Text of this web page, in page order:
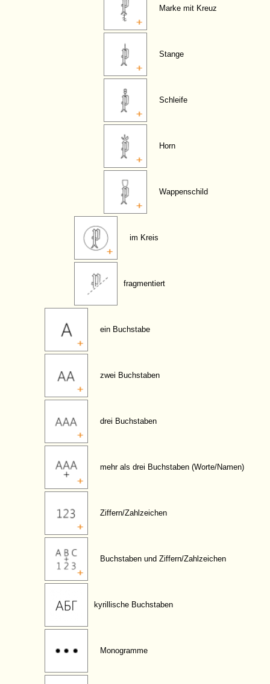
Marke mit Kreuz
Stange
Schleife
Horn
Wappenschild
im Kreis
fragmentiert
ein Buchstabe
zwei Buchstaben
drei Buchstaben
mehr als drei Buchstaben (Worte/Namen)
Ziffern/Zahlzeichen
Buchstaben und Ziffern/Zahlzeichen
kyrillische Buchstaben
Monogramme